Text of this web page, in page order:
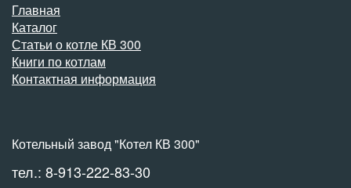
Главная
Каталог
Статьи о котле КВ 300
Книги по котлам
Контактная информация
Котельный завод "Котел КВ 300"
тел.: 8-913-222-83-30